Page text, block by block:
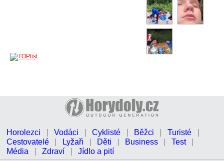
Horolezci Vodáci Cyklisté Běžci
Turisté
Cestovatelé
Lyžaři Děti Business
Test
Média
Zdraví Jídlo a pití